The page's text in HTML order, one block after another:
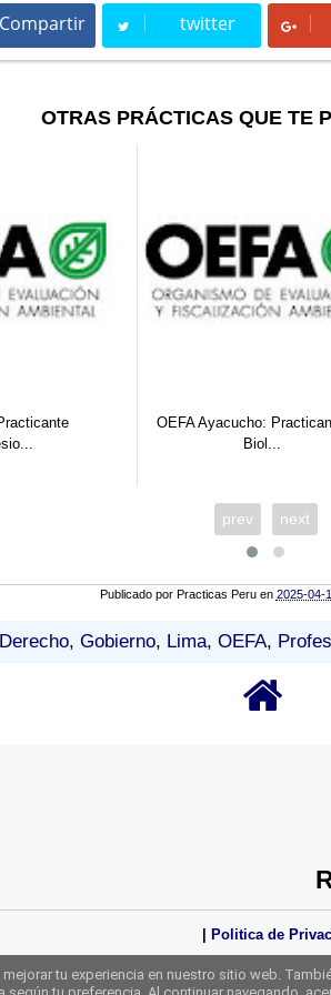
Compartir
Compartir twitter
Tweet
OTRAS PRÁCTICAS QUE TE
Ayacucho: Practicante De
OEFA:
prev next
Publicado por Practicas Peru en 2025-04-
Derecho, Gobierno, Lima, OEFA,
Politica de
tu experiencia en nuestro sitio web.